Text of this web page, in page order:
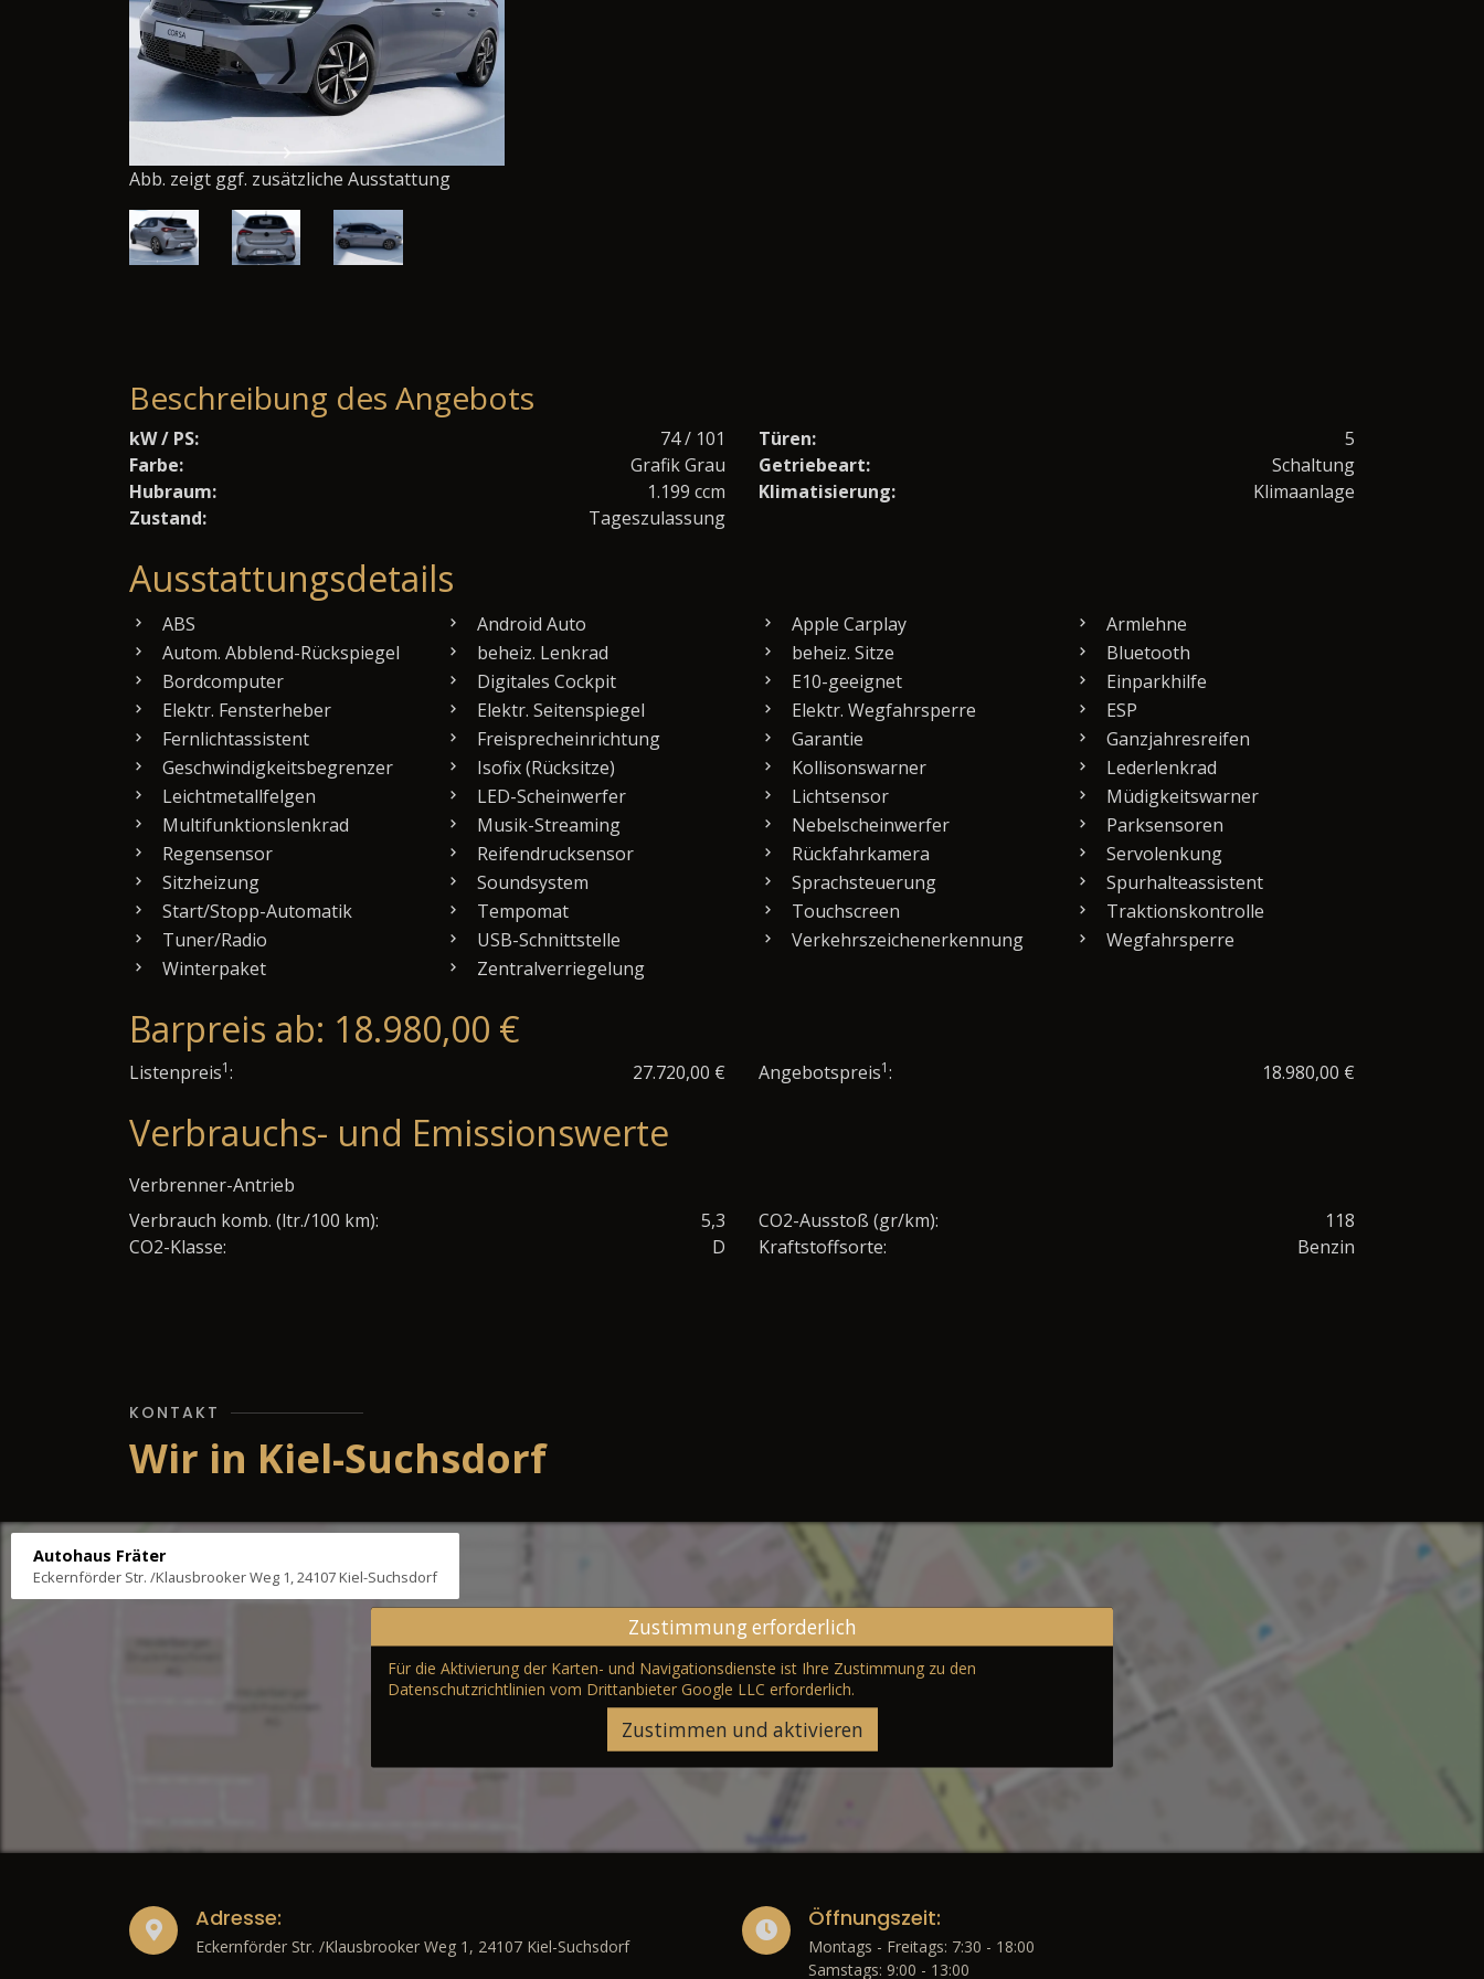
Abb. zeigt ggf. zusätzliche Ausstattung
Beschreibung des Angebots
kW / PS: 74 / 101 Türen:
5
Farbe:
Grafik Grau Getriebeart:
Schaltung
Hubraum:
1.199 ccm Klimatisierung:
Klimaanlage
Zustand:
Tageszulassung
Ausstattungsdetails
ABS Android Auto Apple Carplay
Armlehne
Autom. Abblend-Rückspiegel
beheiz. Lenkrad beheiz. Sitze
Bluetooth
Bordcomputer
Digitales Cockpit E10-geeignet
Einparkhilfe
Elektr. Fensterheber
Elektr. Seitenspiegel Elektr. Wegfahrsperre
ESP
Fernlichtassistent
Freisprecheinrichtung Garantie
Ganzjahresreifen
Geschwindigkeitsbegrenzer
Isofix (Rücksitze) Kollisonswarner
Lederlenkrad
Leichtmetallfelgen
LED-Scheinwerfer Lichtsensor
Müdigkeitswarner
Multifunktionslenkrad
Musik-Streaming Nebelscheinwerfer
Parksensoren
Regensensor
Reifendrucksensor Rückfahrkamera
Servolenkung
Sitzheizung
Soundsystem Sprachsteuerung
Spurhalteassistent
Start/Stopp-Automatik
Tempomat Touchscreen
Traktionskontrolle
Tuner/Radio
USB-Schnittstelle Verkehrszeichenerkennung
Wegfahrsperre
Winterpaket
Zentralverriegelung
Barpreis ab: 18.980,00 €
Listenpreis1: 27.720,00 € Angebotspreis1: 18.980,00 €
Verbrauchs- und Emissionswerte
Verbrenner-Antrieb
Verbrauch komb. (ltr./100 km):
5,3 CO2-Ausstoß (gr/km):
118
CO2-Klasse:
D Kraftstoffsorte: Benzin
KONTAKT
Wir in Kiel-Suchsdorf
Autohaus Fräter
Eckernförder Str. /Klausbrooker Weg 1, 24107 Kiel-Suchsdorf
Zustimmung erforderlich
Für die Aktivierung der Karten- und Navigationsdienste ist Ihre Zustimmung zu den
Datenschutzrichtlinien vom Drittanbieter Google LLC erforderlich.
Zustimmen und aktivieren
Adresse:
Eckernförder Str. /Klausbrooker Weg 1, 24107 Kiel-Suchsdorf
Öffnungszeit:
Montags - Freitags: 7:30 - 18:00
Samstags: 9:00 - 13:00